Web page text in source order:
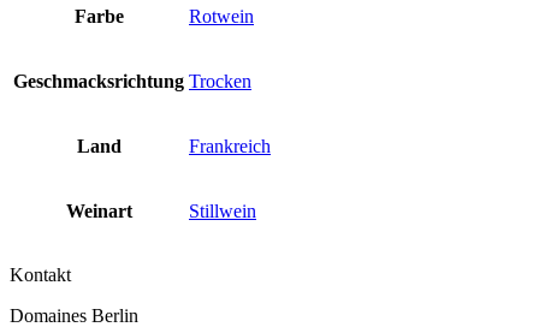
Farbe Rotwein
Geschmacksrichtung Trocken
Land Frankreich
Weinart Stillwein
Kontakt
Domaines Berlin